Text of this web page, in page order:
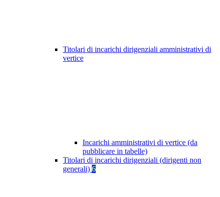
Titolari di incarichi dirigenziali amministrativi di
vertice
Incarichi amministrativi di vertice (da
pubblicare in tabelle)
Titolari di incarichi dirigenziali (dirigenti non
generali) 6